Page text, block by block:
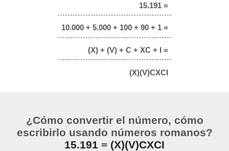
15.191 =
10.000 + 5.000 + 100 + 90 + 1 =
(X) + (V) + C + XC + I =
(X)(V)CXCI
¿Cómo convertir el número, cómo
escribirlo usando números romanos?
15.191 = (X)(V)CXCI